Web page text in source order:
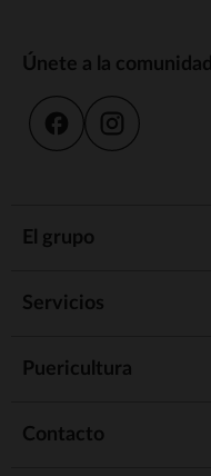
Únete a la comunidad
El grupo
Servicios
Puericultura
Contacto